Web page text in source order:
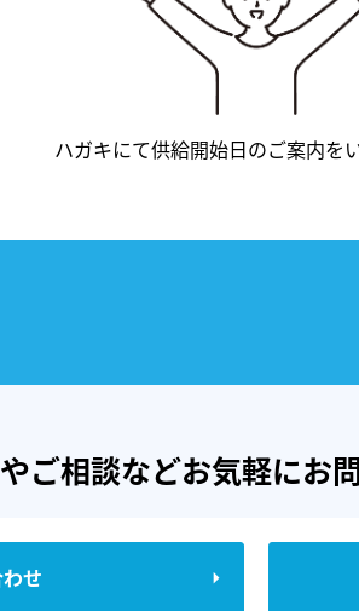
ハガキにて供給開始日のご案内を
ご相談などお気軽にお
せ